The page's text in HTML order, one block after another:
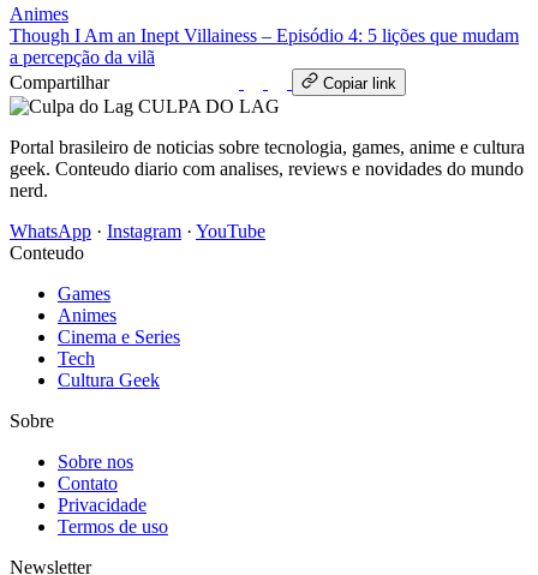
Animes
Though I Am an Inept Villainess – Episódio 4: 5 lições que mudam
a percepção da vilã
Compartilhar
Copiar link
CULPA DO LAG
Portal brasileiro de noticias sobre tecnologia, games, anime e cultura
geek. Conteudo diario com analises, reviews e novidades do mundo
nerd.
WhatsApp · Instagram · YouTube
Conteudo
Games
Animes
Cinema e Series
Tech
Cultura Geek
Sobre
Sobre nos
Contato
Privacidade
Termos de uso
Newsletter